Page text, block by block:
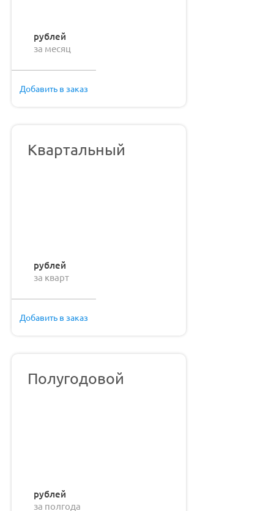
рублей
за месяц
Добавить в заказ
Квартальный
рублей
за кварт
Добавить в заказ
Полугодовой
рублей
за полгода